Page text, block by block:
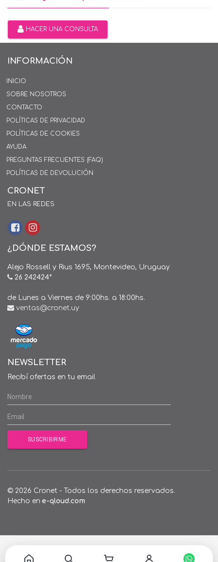
HACER UNA CONSULTA
INFORMACIÓN
INICIO
SOBRE NOSOTROS
CONTACTO
POLÍTICAS DE PRIVACIDAD
POLÍTICAS DE COOKIES
AYUDA
PREGUNTAS FRECUENTES (FAQ)
POLÍTICAS DE DEVOLUCIÓN
CRONET
EN LAS REDES
¿DÓNDE ESTAMOS?
Alejo Rossell y Rius 1695, Montevideo, Uruguay
26 242424*
de Lunes a Viernes de 9:00hs. a 18:00hs.
ventas@cronet.uy
NEWSLETTER
Recibí ofertas en tu email
© 2026 Cronet - Todos los derechos reservados.
Hecho en e-qloud.com